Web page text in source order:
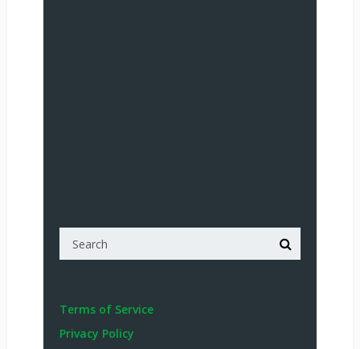
Terms of Service
Privacy Policy